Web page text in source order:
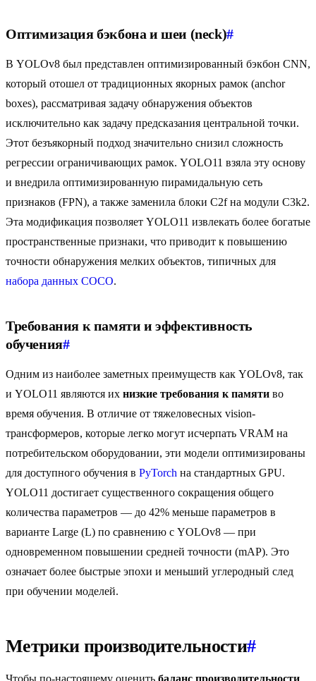
Оптимизация бэкбона и шеи (neck)#
В YOLOv8 был представлен оптимизированный бэкбон CNN,
который отошел от традиционных якорных рамок (anchor
boxes), рассматривая задачу обнаружения объектов
исключительно как задачу предсказания центральной точки.
Этот безъякорный подход значительно снизил сложность
регрессии ограничивающих рамок. YOLO11 взяла эту основу
и внедрила оптимизированную пирамидальную сеть
признаков (FPN), а также заменила блоки C2f на модули C3k2.
Эта модификация позволяет YOLO11 извлекать более богатые
пространственные признаки, что приводит к повышению
точности обнаружения мелких объектов, типичных для
набора данных COCO.
Требования к памяти и эффективность
обучения#
Одним из наиболее заметных преимуществ как YOLOv8, так
и YOLO11 являются их низкие требования к памяти во
время обучения. В отличие от тяжеловесных vision-
трансформеров, которые легко могут исчерпать VRAM на
потребительском оборудовании, эти модели оптимизированы
для доступного обучения в PyTorch на стандартных GPU.
YOLO11 достигает существенного сокращения общего
количества параметров — до 42% меньше параметров в
варианте Large (L) по сравнению с YOLOv8 — при
одновременном повышении средней точности (mAP). Это
означает более быстрые эпохи и меньший углеродный след
при обучении моделей.
Метрики производительности#
Чтобы по-настоящему оценить баланс производительности